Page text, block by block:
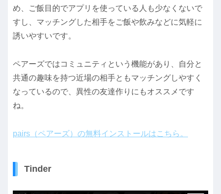
め、ご飯目的でアプリを使っている人も少なくないで
すし、マッチングした相手をご飯や飲みなどに気軽に
誘いやすいです。
ペアーズではコミュニティという機能があり、自分と
共通の趣味を持つ近場の相手ともマッチングしやすく
なっているので、異性の友達作りにもオススメです
ね。
pairs（ペアーズ）の無料インストールはこちら。
Tinder